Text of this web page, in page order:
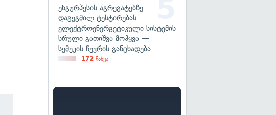
ენგურჰესის აგრეგატებზე
დაგეგმილ ტესტირებას
ელექტროენერგეტიკული სისტემის
სრული გათიშვა მოჰყვა —
სემეკის წევრის განცხადება
172 ნახვა